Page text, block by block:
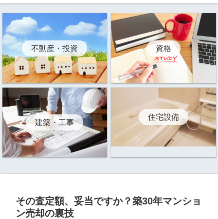
不動産・投資 資格
建築・工事
住宅設備
その査定額、妥当ですか？築30年マンショ
ン売却の裏技